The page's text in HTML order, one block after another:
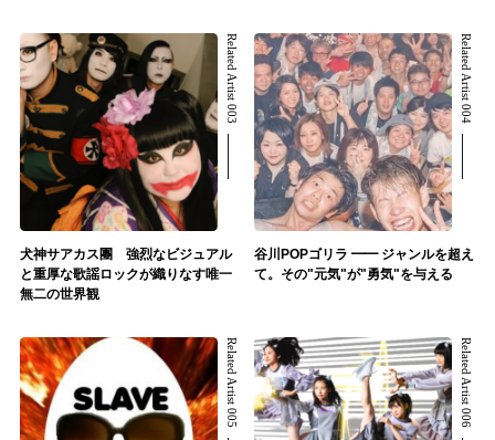
Related Artist 003
犬神サアカス團 強烈なビジュアル
と重厚な歌謡ロックが織りなす唯一
無二の世界観
Related Artist 004
谷川POPゴリラ ━━ ジャンルを超え
て。その"元気"が"勇気"を与える
Related Artist 005 Related Artist 006